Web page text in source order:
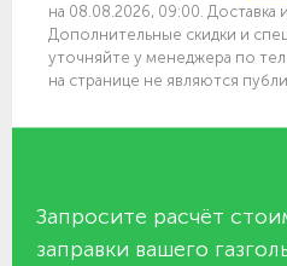
на 08.08.2026, 09:00. Доставка
Дополнительные скидки и
уточняйте у менеджера по тел.
на странице не являются
Запросите расчёт
заправки вашего